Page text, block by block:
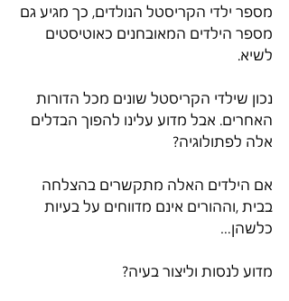
מספר ילדי הקריסטל הנולדים, כך מגיע גם
מספר הילדים המאובחנים כאוטיסטים
לשיא.
נכון שילדי הקריסטל שונים מכל הדורות
האחרים. אבל מדוע עלינו להפוך הבדלים
אלה לפתולוגיה?
אם הילדים האלה מתקשרים בהצלחה
בבית ,וההורים אינם מדווחים על בעיות
כלשהן…
מדוע לנסות וליצור בעיה?